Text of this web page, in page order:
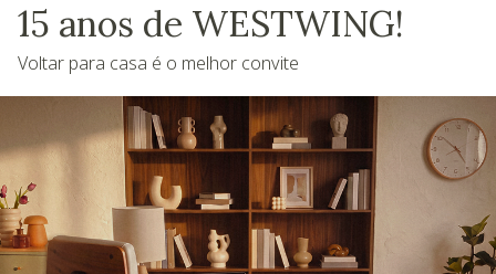
15 anos de WESTWING!
Voltar para casa é o melhor convite